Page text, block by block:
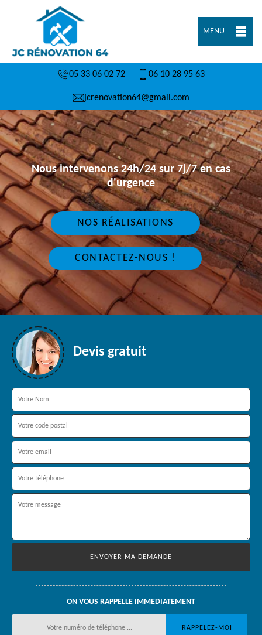
MENU
05 33 06 02 72 06 10 28 95 63
jcrenovation64@gmail.com
Nous intervenons 24h/24 sur 7j/7 en cas
d'urgence
NOS RÉALISATIONS
CONTACTEZ-NOUS !
Devis gratuit
ON VOUS RAPPELLE IMMEDIATEMENT